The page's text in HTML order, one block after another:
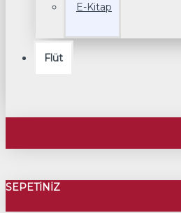
E-Kitap
Flüt
SEPETINIZ